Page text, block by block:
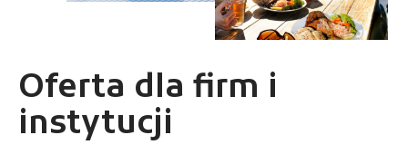
Oferta dla firm i
instytucji